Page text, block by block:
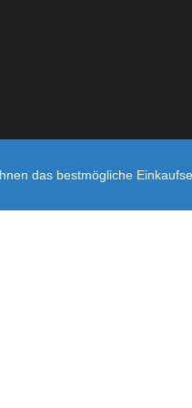
das bestmögliche